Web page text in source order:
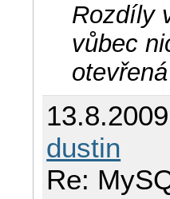
Rozdíly
vůbec
dustin
Re: